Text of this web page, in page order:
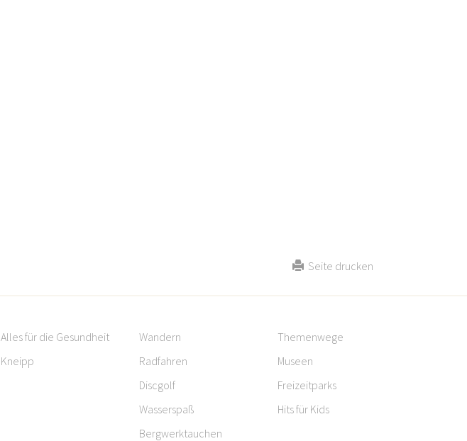
Seite drucken
Alles für die Gesundheit
Kneipp
Wandern
Radfahren
Discgolf
Wasserspaß
Bergwerktauchen
Themenwege
Museen
Freizeitparks
Hits für Kids